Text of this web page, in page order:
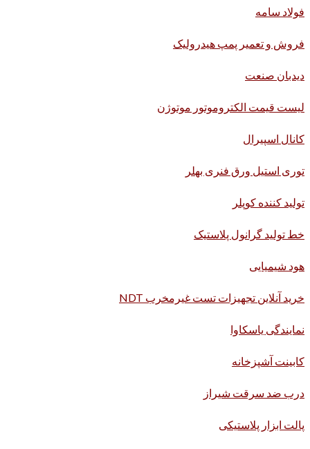
فولاد سامه
فروش و تعمیر پمپ هیدرولیک
دیدبان صنعت
لیست قیمت الکتروموتور موتوژن
کانال اسپیرال
توری استیل ورق فنری بهلر
تولید کننده کوپلر
خط تولید گرانول پلاستیک
هود شیمیایی
خرید آنلاین تجهیزات تست غیرمخرب NDT
نمایندگی یاسکاوا
کابینت آشپزخانه
درب ضد سرقت شیراز
پالت ابزار پلاستیکی